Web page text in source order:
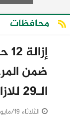
محافظات
ضمن
الـ29 للازالات
الثلاثاء 19/مايو/2026 - 07:13 م